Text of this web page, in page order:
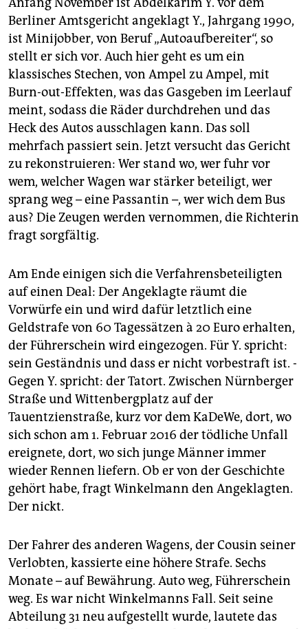
Berliner Amtsgericht angeklagt Y., Jahrgang 1990,
ist Minijobber, von Beruf „Autoaufbereiter“, so
stellt er sich vor. Auch hier geht es um ein
klassisches Stechen, von Ampel zu Ampel, mit
Burn-out-Effekten, was das Gasgeben im Leerlauf
meint, sodass die Räder durchdrehen und das
Heck des Autos ausschlagen kann. Das soll
mehrfach passiert sein. Jetzt versucht das Gericht
zu rekonstruieren: Wer stand wo, wer fuhr vor
wem, welcher Wagen war stärker beteiligt, wer
sprang weg – eine Passantin –, wer wich dem Bus
aus? Die Zeugen werden vernommen, die Richterin
fragt sorgfältig.
Am Ende einigen sich die Verfahrensbeteiligten
auf einen Deal: Der Angeklagte räumt die
Vorwürfe ein und wird dafür letztlich eine
Geldstrafe von 60 Tagessätzen à 20 Euro erhalten,
der Führerschein wird eingezogen. Für Y. spricht:
sein Geständnis und dass er nicht vorbestraft ist. ­
Gegen Y. spricht: der Tatort. Zwischen Nürnberger
Straße und Wittenbergplatz auf der
Tauentzienstraße, kurz vor dem KaDeWe, dort, wo
sich schon am 1. Februar 2016 der tödliche Unfall
ereignete, dort, wo sich junge Männer immer
wieder Rennen liefern. Ob er von der Geschichte
gehört habe, fragt Winkelmann den Angeklagten.
Der nickt.
Der Fahrer des anderen Wagens, der Cousin ­seiner
Verlobten, kassierte eine höhere Strafe. Sechs
Monate – auf Bewährung. Auto weg, Führerschein
weg. Es war nicht Winkelmanns Fall. Seit seine
Abteilung 31 neu aufgestellt wurde, lautete das